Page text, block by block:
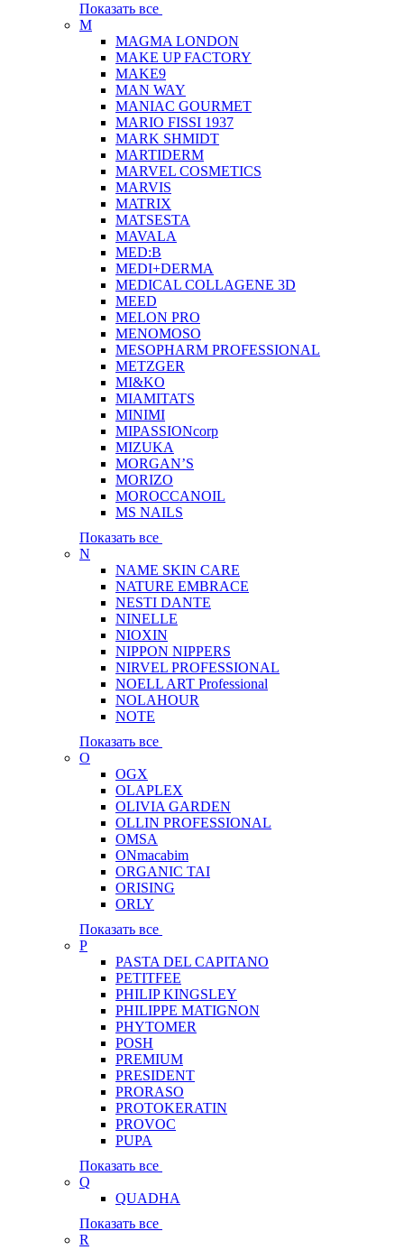
Показать все
M
MAGMA LONDON
MAKE UP FACTORY
MAKE9
MAN WAY
MANIAC GOURMET
MARIO FISSI 1937
MARK SHMIDT
MARTIDERM
MARVEL COSMETICS
MARVIS
MATRIX
MATSESTA
MAVALA
MED:B
MEDI+DERMA
MEDICAL COLLAGENE 3D
MEED
MELON PRO
MENOMOSO
MESOPHARM PROFESSIONAL
METZGER
MI&KO
MIAMITATS
MINIMI
MIPASSIONcorp
MIZUKA
MORGAN’S
MORIZO
MOROCCANOIL
MS NAILS
Показать все
N
NAME SKIN CARE
NATURE EMBRACE
NESTI DANTE
NINELLE
NIOXIN
NIPPON NIPPERS
NIRVEL PROFESSIONAL
NOELL ART Professional
NOLAHOUR
NOTE
Показать все
O
OGX
OLAPLEX
OLIVIA GARDEN
OLLIN PROFESSIONAL
OMSA
ONmacabim
ORGANIC TAI
ORISING
ORLY
Показать все
P
PASTA DEL CAPITANO
PETITFEE
PHILIP KINGSLEY
PHILIPPE MATIGNON
PHYTOMER
POSH
PREMIUM
PRESIDENT
PRORASO
PROTOKERATIN
PROVOC
PUPA
Показать все
Q
QUADHA
Показать все
R